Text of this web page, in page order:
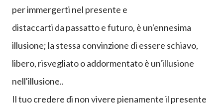
stringere i pugni finché vogliamo ma resteremo
sempre con un pugno di mosche.
il presente è un'illusione tanto quanto il passato e il
futuro... ne consegue che qualsiasi cosa tu faccia
per immergerti nel presente e
distaccarti da passatto e futuro, è un'ennesima